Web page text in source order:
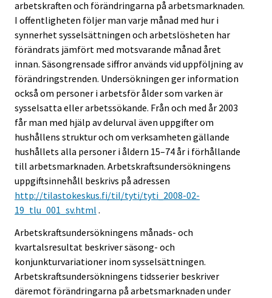
arbetskraften och förändringarna på arbetsmarknaden.
I offentligheten följer man varje månad med hur i
synnerhet sysselsättningen och arbetslösheten har
förändrats jämfört med motsvarande månad året
innan. Säsongrensade siffror används vid uppföljning av
förändringstrenden. Undersökningen ger information
också om personer i arbetsför ålder som varken är
sysselsatta eller arbetssökande. Från och med år 2003
får man med hjälp av delurval även uppgifter om
hushållens struktur och om verksamheten gällande
hushållets alla personer i åldern 15–74 år i förhållande
till arbetsmarknaden. Arbetskraftsundersökningens
uppgiftsinnehåll beskrivs på adressen
http://tilastokeskus.fi/til/tyti/tyti_2008-02-
19_tlu_001_sv.html .
Arbetskraftsundersökningens månads- och
kvartalsresultat beskriver säsong- och
konjunkturvariationer inom sysselsättningen.
Arbetskraftsundersökningens tidsserier beskriver
däremot förändringarna på arbetsmarknaden under